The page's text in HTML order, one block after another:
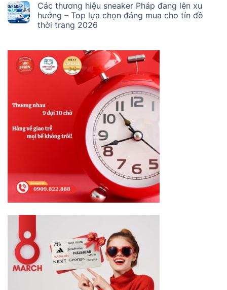
Các thương hiệu sneaker Pháp đang lên xu
hướng – Top lựa chọn đáng mua cho tín đồ
thời trang 2026